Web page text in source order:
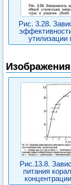
Рис. 3.28.
утилизации
Рис.13.8.
питания